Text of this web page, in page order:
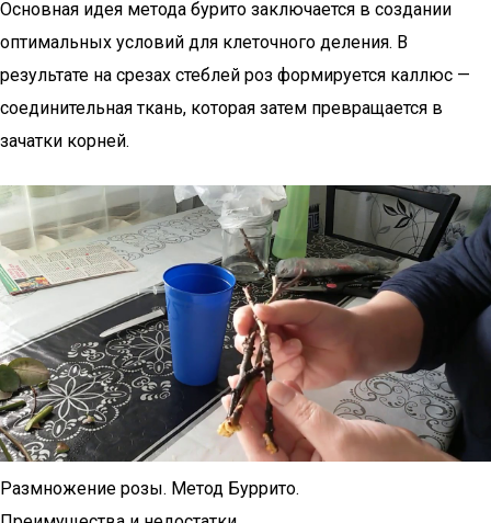
Основная идея метода бурито заключается в создании
оптимальных условий для клеточного деления. В
результате на срезах стеблей роз формируется каллюс —
соединительная ткань, которая затем превращается в
зачатки корней.
Размножение розы. Метод Буррито.